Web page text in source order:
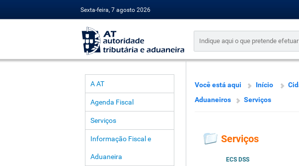
Sexta-feira, 7 agosto 2026
A AT
Agenda Fiscal
Serviços
Informação Fiscal e
Aduaneira
Você está aqui Início
Aduaneiros
Serviços
Serviços
ECS DSS